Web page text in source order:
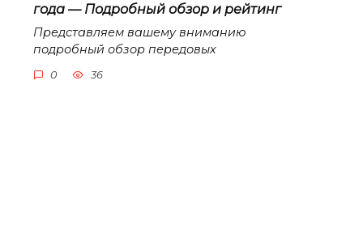
года — Подробный обзор и рейтинг
Представляем вашему вниманию
подробный обзор передовых
0 36